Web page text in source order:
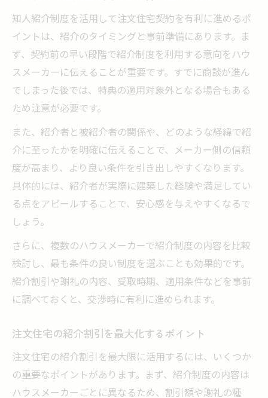
知人紹介制度を活用して注文住宅契約を有利に進めるポ
イントは、紹介のタイミングと事前準備にあります。ま
ず、契約前の早い段階で紹介制度を利用する意向をハウ
スメーカーに伝えることが重要です。すでに商談が進ん
でしまった後では、特典の適用対象外となる場合もある
ため注意が必要です。
また、紹介者と被紹介者の関係や、どのような経緯で紹
介に至ったかを明確に伝えることで、メーカー側の信頼
度が高まり、より良い条件を引き出しやすくなります。
具体的には、紹介者が実際に建築した経験や満足してい
る点をアピールすることで、安心感を与えやすくなるで
しょう。
さらに、複数のハウスメーカーで紹介制度の内容を比較
検討し、最も条件の良い制度を選ぶことも効果的です。
紹介割引や謝礼の内容、受取時期、適用条件などを事前
に調べておくと、交渉時に有利に進められます。
注文住宅の紹介割引を最大化するポイント
注文住宅の紹介割引を最大限に活用するには、いくつか
の重要なポイントがあります。まず、紹介制度の内容は
ハウスメーカーごとに異なるため、割引額や謝礼の種